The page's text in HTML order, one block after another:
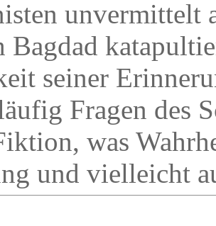
unvermittelt
Bagdad
seiner
Fragen des
was
und vielleicht